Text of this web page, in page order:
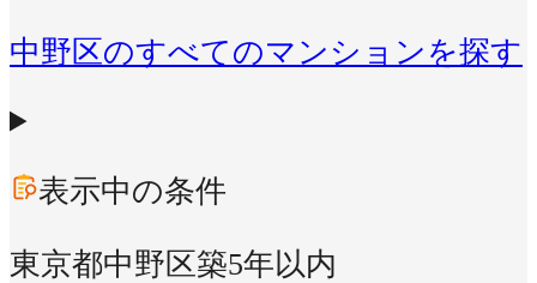
中野区のすべてのマンションを探す
表示中の条件
東京都中野区築5年以内